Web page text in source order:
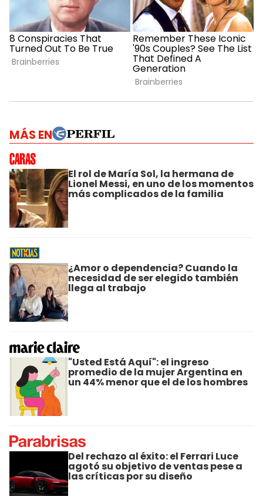
MÁS EN
El rol de María Sol, la hermana de
Lionel Messi, en uno de los momentos
más complicados de la familia
¿Amor o dependencia? Cuando la
necesidad de ser elegido también
llega al trabajo
"Usted Está Aquí": el ingreso
promedio de la mujer Argentina en
un 44% menor que el de los hombres
Del rechazo al éxito: el Ferrari Luce
agotó su objetivo de ventas pese a
las críticas por su diseño